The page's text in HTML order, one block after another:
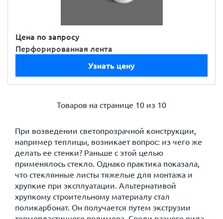
Цена по запросу
Перфорированная лента
Узнать цену
Товаров на странице 10 из 10
При возведении светопрозрачной конструкции,
например теплицы, возникает вопрос: из чего же
делать ее стенки? Раньше с этой целью
применялось стекло. Однако практика показала,
что стеклянные листы тяжелые для монтажа и
хрупкие при эксплуатации. Альтернативой
хрупкому строительному материалу стал
поликарбонат. Он получается путем экструзии